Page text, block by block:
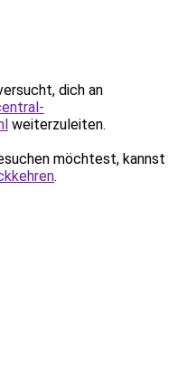
dich an
weiterzuleiten.
möchtest, kannst
.